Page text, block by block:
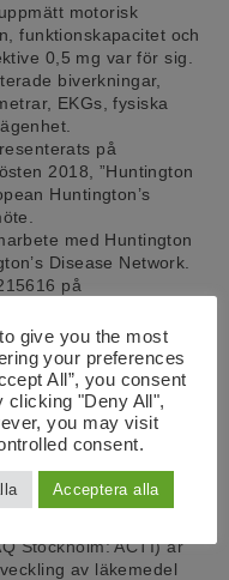
motorisk
funktionskapacitet och
0,5 mg var för sig.
biverkningar,
EKGs, fysiska
på
2018, ”Huntington
Huntington’s
med Huntington
Disease Network.
på
kontakta:
Stockholm: ACTI) är
av läkemedel
give you the most
your preferences
All”, you consent
clicking "Deny All",
you may visit
consent.
Acceptera alla